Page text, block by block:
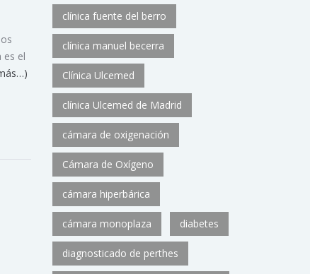
es el
clínica fuente del berro
clínica manuel becerra
Clínica Ulcemed
clínica Ulcemed de Madrid
cámara de oxigenación
Cámara de Oxígeno
cámara hiperbárica
cámara monoplaza diabetes
diagnosticado de perthes